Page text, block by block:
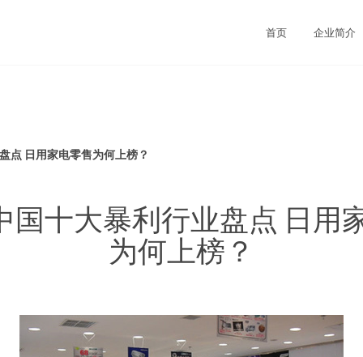
首页 企业简介
点 日用家电零售为何上榜？
国十大暴利行业盘点 日用
为何上榜？